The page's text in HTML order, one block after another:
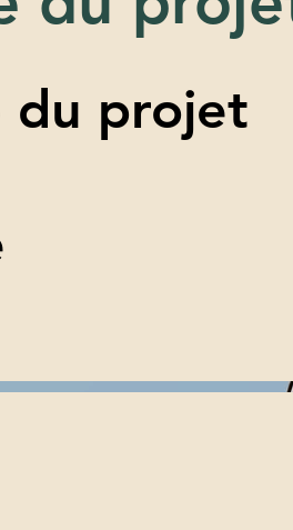
du projet